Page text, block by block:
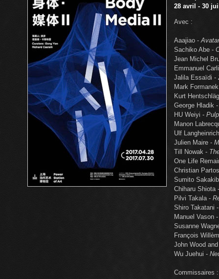
28 avril - 30
Avec :
Aaajiao -
Sachiko Abe -
Jean Michel
Emmanuel
Jalila Essaïdi -
Mark
Kurt
George Hladik
HU Weiyi -
Manon
Ulf
Julien Maire -
Till Nowak -
One Life
Christian
Sumito
Chiharu Shiota
Pilvi Takala -
Shiro Takatani
Manuel Vason
Susanne
François
John Wood
Wu Juehui -
Commissaires